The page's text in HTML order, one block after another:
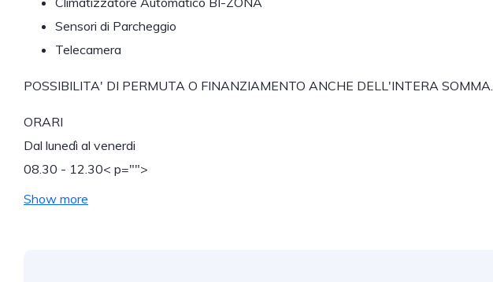
Sensori di Parcheggio
Telecamera
POSSIBILITA' DI PERMUTA O FINANZIAMENTO ANCHE DELL'INTERA SOMMA.
ORARI
Dal lunedì al venerdi
08.30 - 12.30< p="">
Show more